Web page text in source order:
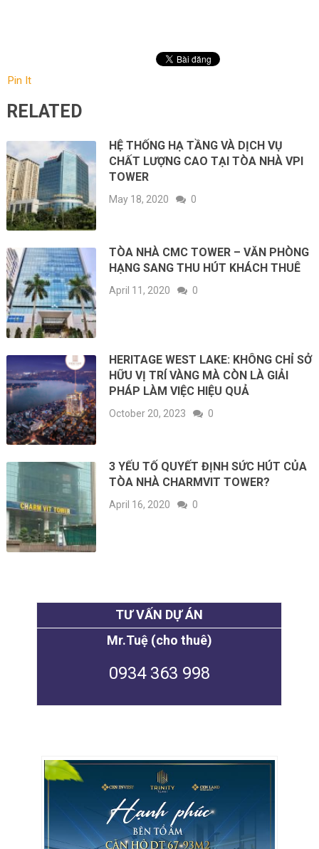
Pin It
RELATED
HỆ THỐNG HẠ TẦNG VÀ DỊCH VỤ
CHẤT LƯỢNG CAO TẠI TÒA NHÀ VPI
TOWER
May 18, 2020 0
TÒA NHÀ CMC TOWER – VĂN PHÒNG
HẠNG SANG THU HÚT KHÁCH THUÊ
April 11, 2020 0
HERITAGE WEST LAKE: KHÔNG CHỈ SỞ
HỮU VỊ TRÍ VÀNG MÀ CÒN LÀ GIẢI
PHÁP LÀM VIỆC HIỆU QUẢ
October 20, 2023 0
3 YẾU TỐ QUYẾT ĐỊNH SỨC HÚT CỦA
TÒA NHÀ CHARMVIT TOWER?
April 16, 2020 0
TƯ VẤN DỰ ÁN
Mr.Tuệ (cho thuê)
0934 363 998